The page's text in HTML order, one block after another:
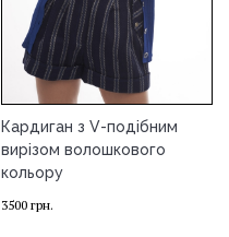
Кардиган з V-подібним
вирізом волошкового
кольору
3500 грн.